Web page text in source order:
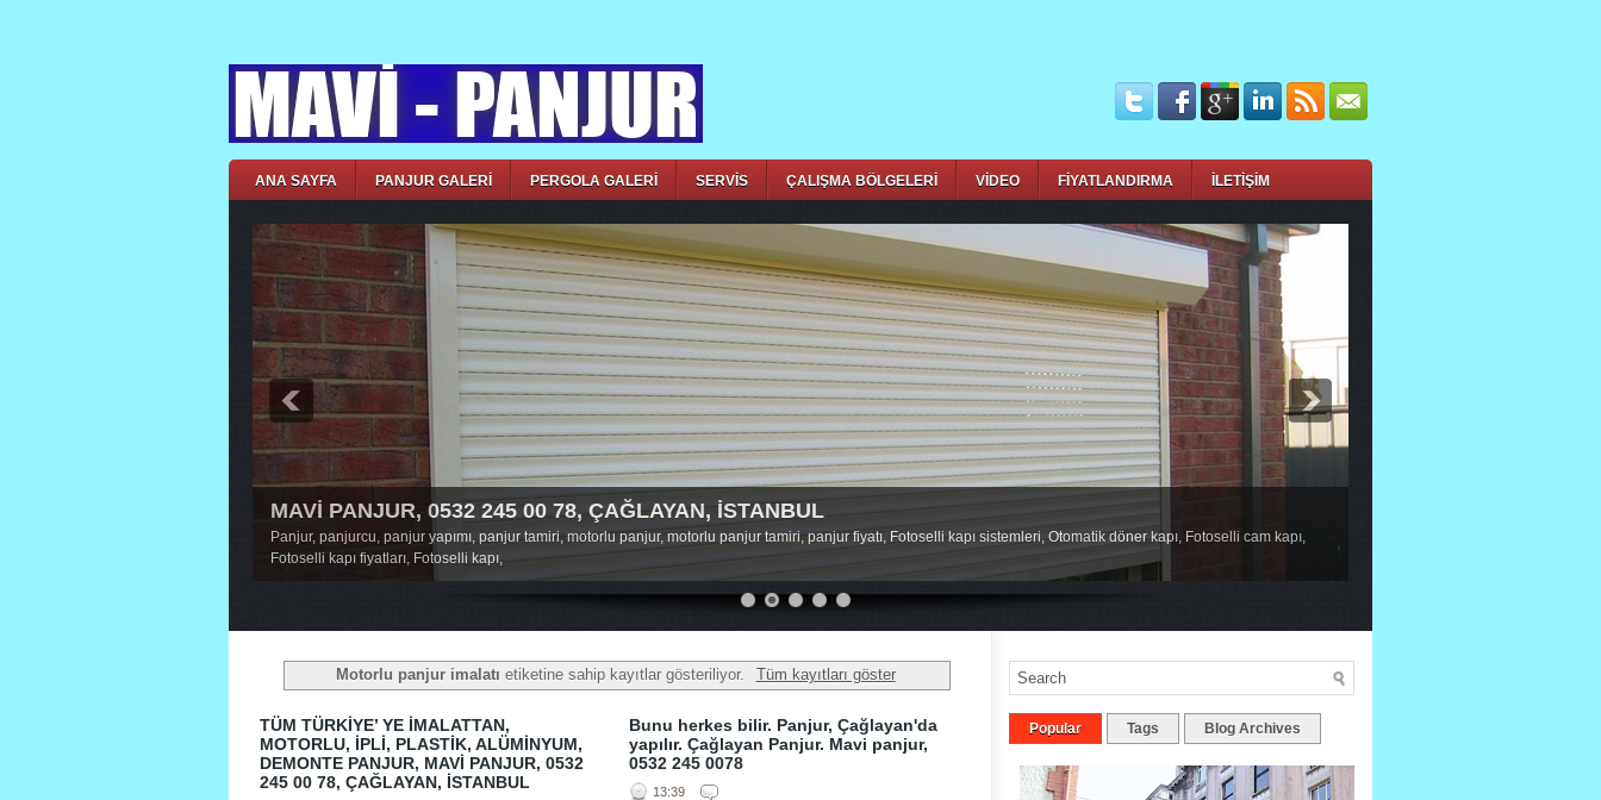
ANA SAYFA PANJUR GALERİ PERGOLA GALERİ SERVİS ÇALIŞMA BÖLGELERİ VİDEO FİYATLANDIRMA İLETİŞİM
MAVİ PANJUR, 0532 245 00 78, ÇAĞLAYAN, İSTANBUL
Panjur, panjurcu, panjur yapımı, panjur tamiri, motorlu panjur, motorlu panjur tamiri, panjur fiyatı, Fotoselli kapı sistemleri, Otomatik döner kapı, Fotoselli cam kapı,
Fotoselli kapı fiyatları, Fotoselli kapı,
Motorlu panjur imalatı etiketine sahip kayıtlar gösteriliyor. Tüm kayıtları göster
TÜM TÜRKİYE’ YE İMALATTAN,
MOTORLU, İPLİ, PLASTİK, ALÜMİNYUM,
DEMONTE PANJUR, MAVİ PANJUR, 0532
245 00 78, ÇAĞLAYAN, İSTANBUL
Bunu herkes bilir. Panjur, Çağlayan'da
yapılır. Çağlayan Panjur. Mavi panjur,
0532 245 0078
13:39
Popular Tags Blog Archives